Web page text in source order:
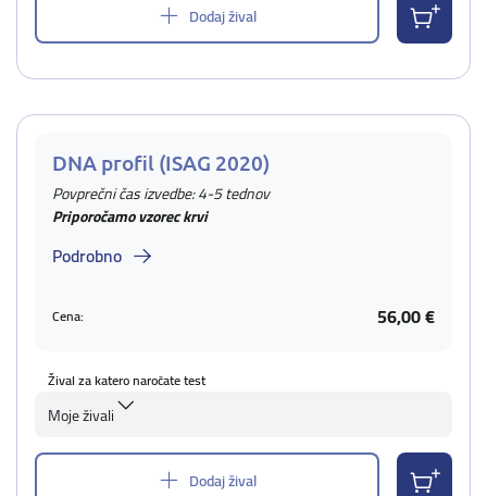
Dodaj žival
DNA profil (ISAG 2020)
Povprečni čas izvedbe: 4-5 tednov
Priporočamo vzorec krvi
Podrobno
Cena: 56,00 €
Žival za katero naročate test
Moje živali
Dodaj žival